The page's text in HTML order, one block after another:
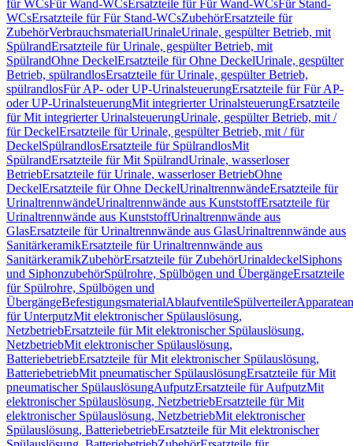
für WCsFür Wand-WCsErsatzteile für Für Wand-WCsFür Stand-
WCsErsatzteile für Für Stand-WCsZubehörErsatzteile für
ZubehörVerbrauchsmaterialUrinaleUrinale, gespülter Betrieb, mit
SpülrandErsatzteile für Urinale, gespülter Betrieb, mit
SpülrandOhne DeckelErsatzteile für Ohne DeckelUrinale, gespülter
Betrieb, spülrandlosErsatzteile für Urinale, gespülter Betrieb,
spülrandlosFür AP- oder UP-UrinalsteuerungErsatzteile für Für AP-
oder UP-UrinalsteuerungMit integrierter UrinalsteuerungErsatzteile
für Mit integrierter UrinalsteuerungUrinale, gespülter Betrieb, mit /
für DeckelErsatzteile für Urinale, gespülter Betrieb, mit / für
DeckelSpülrandlosErsatzteile für SpülrandlosMit
SpülrandErsatzteile für Mit SpülrandUrinale, wasserloser
BetriebErsatzteile für Urinale, wasserloser BetriebOhne
DeckelErsatzteile für Ohne DeckelUrinaltrennwändeErsatzteile für
UrinaltrennwändeUrinaltrennwände aus KunststoffErsatzteile für
Urinaltrennwände aus KunststoffUrinaltrennwände aus
GlasErsatzteile für Urinaltrennwände aus GlasUrinaltrennwände aus
SanitärkeramikErsatzteile für Urinaltrennwände aus
SanitärkeramikZubehörErsatzteile für ZubehörUrinaldeckelSiphons
und SiphonzubehörSpülrohre, Spülbögen und ÜbergängeErsatzteile
für Spülrohre, Spülbögen und
ÜbergängeBefestigungsmaterialAblaufventileSpülverteiler
für UnterputzMit elektronischer Spülauslösung,
NetzbetriebErsatzteile für Mit elektronischer Spülauslösung,
NetzbetriebMit elektronischer Spülauslösung,
BatteriebetriebErsatzteile für Mit elektronischer Spülauslösung,
BatteriebetriebMit pneumatischer SpülauslösungErsatzteile für Mit
pneumatischer SpülauslösungAufputzErsatzteile für AufputzMit
elektronischer Spülauslösung, NetzbetriebErsatzteile für Mit
elektronischer Spülauslösung, NetzbetriebMit elektronischer
Spülauslösung, BatteriebetriebErsatzteile für Mit elektronischer